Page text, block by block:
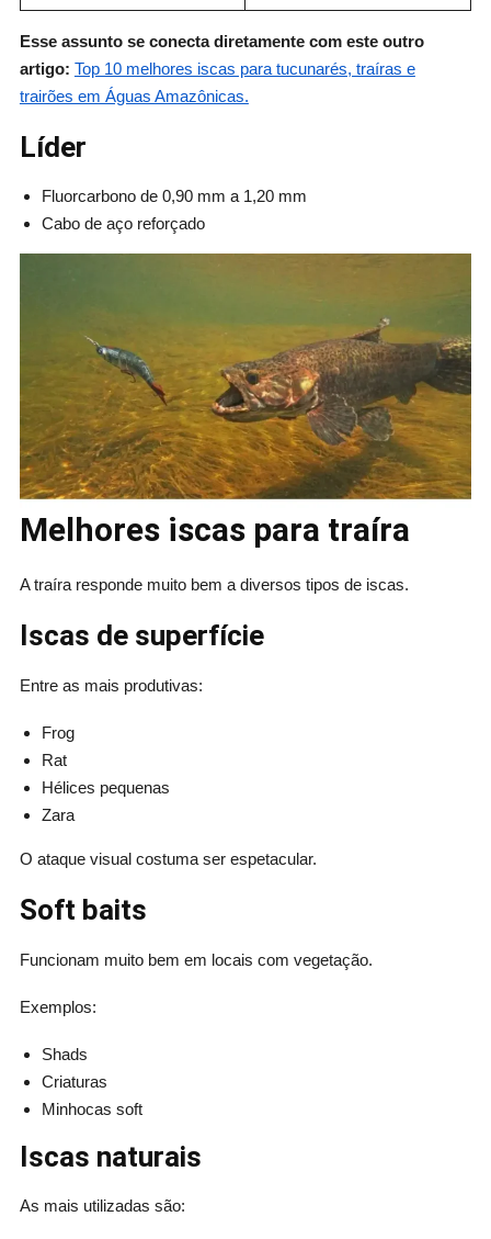
Esse assunto se conecta diretamente com este outro
artigo: Top 10 melhores iscas para tucunarés, traíras e
trairões em Águas Amazônicas.
Líder
Fluorcarbono de 0,90 mm a 1,20 mm
Cabo de aço reforçado
Melhores iscas para traíra
A traíra responde muito bem a diversos tipos de iscas.
Iscas de superfície
Entre as mais produtivas:
Frog
Rat
Hélices pequenas
Zara
O ataque visual costuma ser espetacular.
Soft baits
Funcionam muito bem em locais com vegetação.
Exemplos:
Shads
Criaturas
Minhocas soft
Iscas naturais
As mais utilizadas são: